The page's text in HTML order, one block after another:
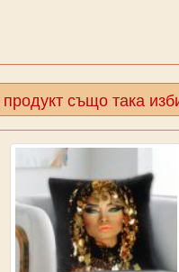
също така